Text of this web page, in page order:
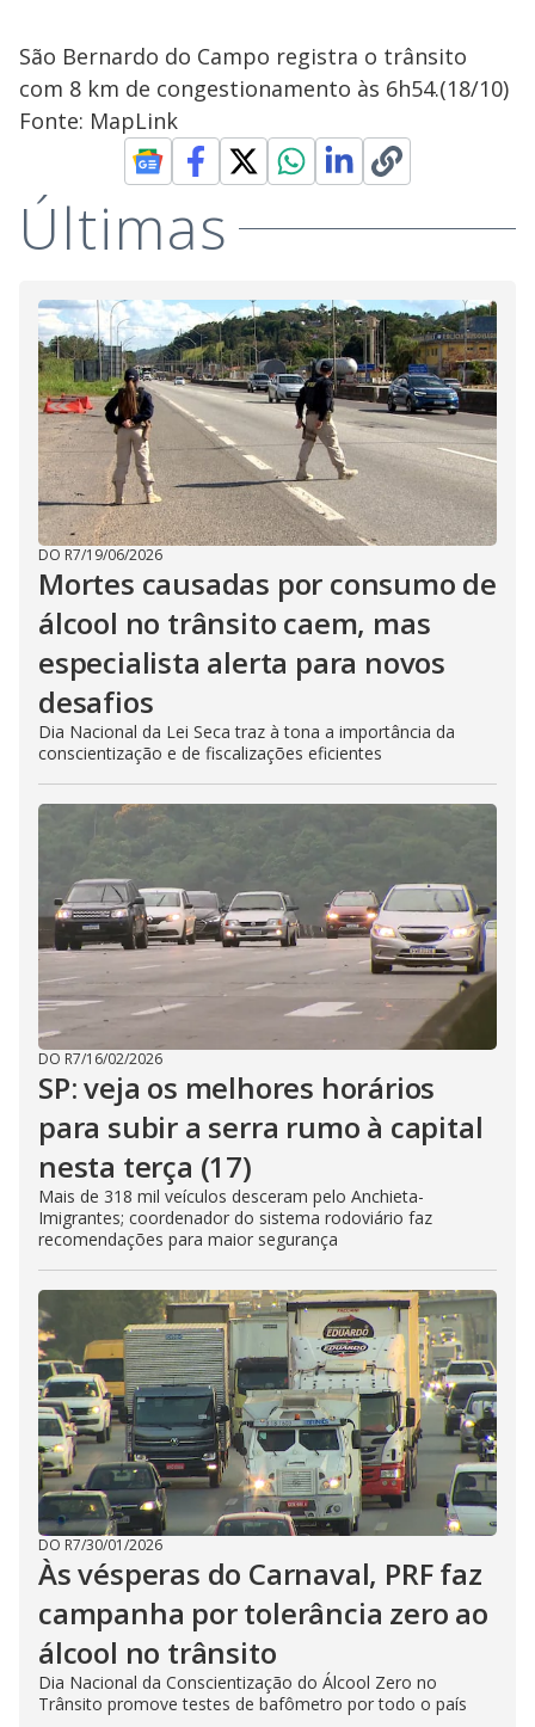
São Bernardo do Campo registra o trânsito
com 8 km de congestionamento às 6h54.(18/10)
Fonte: MapLink
Últimas
DO R7/19/06/2026
Mortes causadas por consumo de
álcool no trânsito caem, mas
especialista alerta para novos
desafios
Dia Nacional da Lei Seca traz à tona a importância da
conscientização e de fiscalizações eficientes
DO R7/16/02/2026
SP: veja os melhores horários
para subir a serra rumo à capital
nesta terça (17)
Mais de 318 mil veículos desceram pelo Anchieta-
Imigrantes; coordenador do sistema rodoviário faz
recomendações para maior segurança
DO R7/30/01/2026
Às vésperas do Carnaval, PRF faz
campanha por tolerância zero ao
álcool no trânsito
Dia Nacional da Conscientização do Álcool Zero no
Trânsito promove testes de bafômetro por todo o país